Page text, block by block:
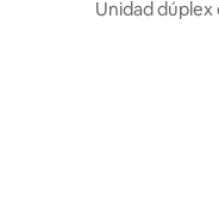
Unidad dúplex